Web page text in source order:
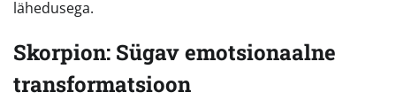
lähedusega.
Skorpion: Sügav emotsionaalne
transformatsioon